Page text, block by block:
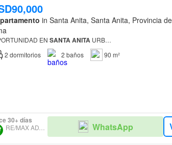
in Santa Anita, Santa Anita, Provincia
EN SANTAANITA URB…
2 dormitorios 2 baños 90 m²
30+ días
RE/MAX ADVANCED WhatsApp